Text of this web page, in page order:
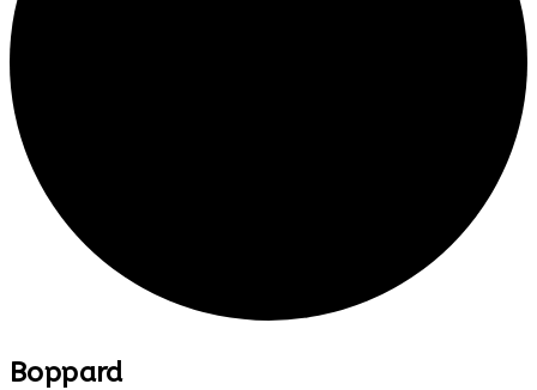
Boppard